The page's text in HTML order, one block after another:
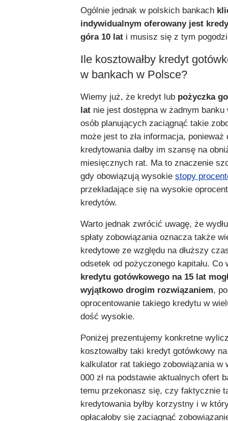
Ogólnie jednak w polskich bankach
indywidualnym oferowany jest
góra 10 lat i musisz się z tym
Ile kosztowałby kredyt
w bankach w Polsce?
Wiemy już, że kredyt lub pożyczka
lat nie jest dostępna w żadnym banku
osób planujących zaciągnąć takie
może jest to zła informacja, ponieważ
kredytowania dałby im szansę na
miesięcznych rat. Ma to znaczenie
gdy obowiązują wysokie stopy
przekładające się na wysokie
kredytów.
Warto jednak zwrócić uwagę, że
spłaty zobowiązania oznacza także
kredytowe ze względu na dłuższy
odsetek od pożyczonego kapitału. Co
kredytu gotówkowego na 15 lat
wyjątkowo drogim rozwiązaniem,
oprocentowanie takiego kredytu w
dość wysokie.
Poniżej prezentujemy konkretne
kosztowałby taki kredyt gotówkowy
kalkulator rat takiego zobowiązania w
000 zł na podstawie aktualnych ofert
temu przekonasz się, czy faktycznie
kredytowania byłby korzystny i w
opłacałoby się zaciągnąć